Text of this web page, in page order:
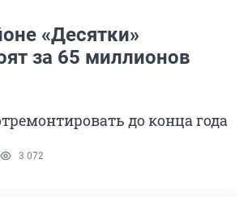
«Десятки»
за 65 миллионов
до конца года
3 072